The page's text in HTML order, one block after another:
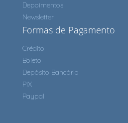
Depoimentos
Newsletter
Formas de Pagamento
Crédito
Boleto
Depósito Bancário
PIX
Paypal